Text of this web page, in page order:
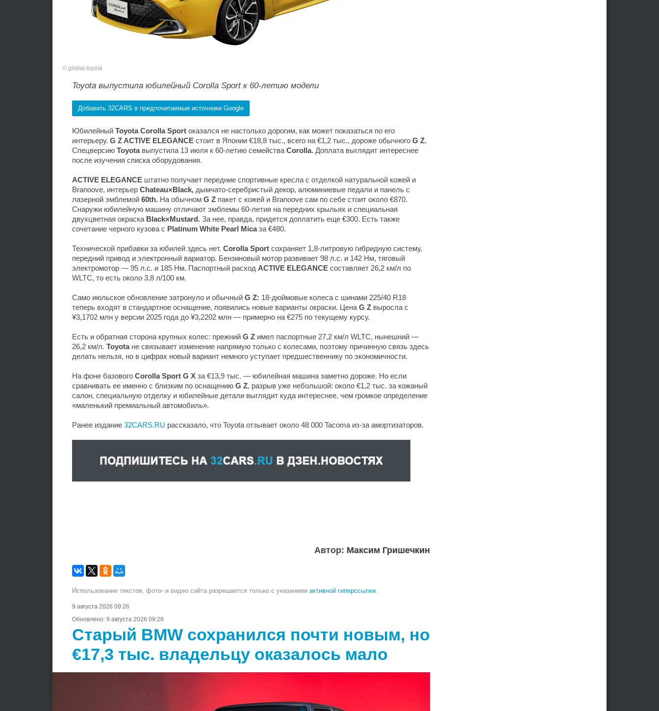
global.toyota
Toyota выпустила юбилейный Corolla Sport к 60-летию модели
Добавить 32CARS в предпочитаемые источники Google
Юбилейный Toyota Corolla Sport оказался не настолько дорогим, как может показаться по его
интерьеру. G Z ACTIVE ELEGANCE стоит в Японии €18,8 тыс., всего на €1,2 тыс., дороже обычного G Z.
Спецверсию Toyotaвыпустила 13 июля к 60-летию семейства Corolla. Доплата выглядит интереснее
после изучения списка оборудования.
ACTIVE ELEGANCE штатно получает передние спортивные кресла с отделкой натуральной кожей и
Branoove, интерьер Chateau×Black, дымчато-серебристый декор, алюминиевые педали и панель с
лазерной эмблемой 60th. На обычном G Z пакет с кожей и Branoove сам по себе стоит около €870.
Снаружи юбилейную машину отличают эмблемы 60-летия на передних крыльях и специальная
двухцветная окраска Black×Mustard. За нее, правда, придется доплатить еще €300. Есть также
сочетание черного кузова с Platinum White Pearl Micaза €480.
Технической прибавки за юбилей здесь нет. Corolla Sport сохраняет 1,8-литровую гибридную систему,
передний привод и электронный вариатор. Бензиновый мотор развивает 98 л.с. и 142 Нм, тяговый
электромотор — 95 л.с. и 185 Нм. Паспортный расход ACTIVE ELEGANCE составляет 26,2 км/л по
WLTC, то есть около 3,8 л/100 км.
Само июльское обновление затронуло и обычный G Z: 18-дюймовые колеса с шинами 225/40 R18
теперь входят в стандартное оснащение, появились новые варианты окраски. Цена G Z выросла с
¥3,1702 млн у версии 2025 года до ¥3,2202 млн — примерно на €275 по текущему курсу.
Есть и обратная сторона крупных колес: прежний G Z имел паспортные 27,2 км/л WLTC, нынешний —
26,2 км/л. Toyotaне связывает изменение напрямую только с колесами, поэтому причинную связь здесь
делать нельзя, но в цифрах новый вариант немного уступает предшественнику по экономичности.
На фоне базового Corolla Sport G X за €13,9 тыс. — юбилейная машина заметно дороже. Но если
сравнивать ее именно с близким по оснащению G Z, разрыв уже небольшой: около €1,2 тыс. за кожаный
салон, специальную отделку и юбилейные детали выглядит куда интереснее, чем громкое определение
«маленький премиальный автомобиль».
Ранее издание 32CARS.RU рассказало, что Toyota отзывает около 48 000 Tacoma из-за амортизаторов.
Автор: Максим Гришечкин
Использование текстов, фото- и видео сайта разрешается только с указанием активной гиперссылки.
9 августа 2026 09:26
Обновлено: 9 августа 2026 09:26
Старый BMW сохранился почти новым, но
€17,3 тыс. владельцу оказалось мало